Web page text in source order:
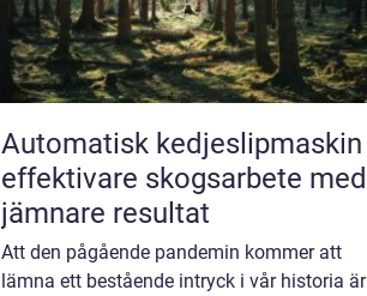
Automatisk kedjeslipmaskin
effektivare skogsarbete med
jämnare resultat
Att den pågående pandemin kommer att
lämna ett bestående intryck i vår historia är